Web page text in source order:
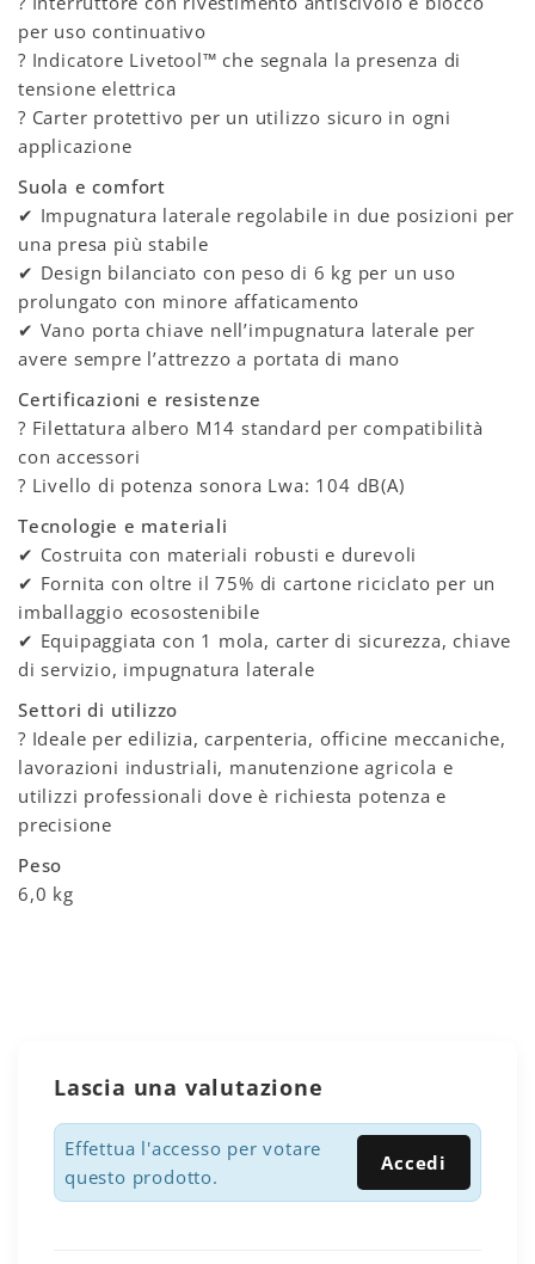
per uso continuativo
? Indicatore Livetool™ che segnala la presenza di
tensione elettrica
? Carter protettivo per un utilizzo sicuro in ogni
applicazione
Suola e comfort
✔ Impugnatura laterale regolabile in due posizioni per
una presa più stabile
✔ Design bilanciato con peso di 6 kg per un uso
prolungato con minore affaticamento
✔ Vano porta chiave nell’impugnatura laterale per
avere sempre l’attrezzo a portata di mano
Certificazioni e resistenze
? Filettatura albero M14 standard per compatibilità
con accessori
? Livello di potenza sonora Lwa: 104 dB(A)
Tecnologie e materiali
✔ Costruita con materiali robusti e durevoli
✔ Fornita con oltre il 75% di cartone riciclato per un
imballaggio ecosostenibile
✔ Equipaggiata con 1 mola, carter di sicurezza, chiave
di servizio, impugnatura laterale
Settori di utilizzo
? Ideale per edilizia, carpenteria, officine meccaniche,
lavorazioni industriali, manutenzione agricola e
utilizzi professionali dove è richiesta potenza e
precisione
Peso
6,0 kg
Lascia una valutazione
Effettua l'accesso per votare
questo prodotto.
Accedi